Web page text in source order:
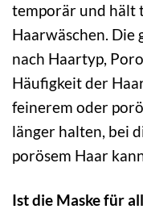
temporär und hält
Haarwäschen. Die
nach Haartyp,
Häufigkeit der
feinerem oder
länger halten, bei
porösem Haar
Ist die Maske für